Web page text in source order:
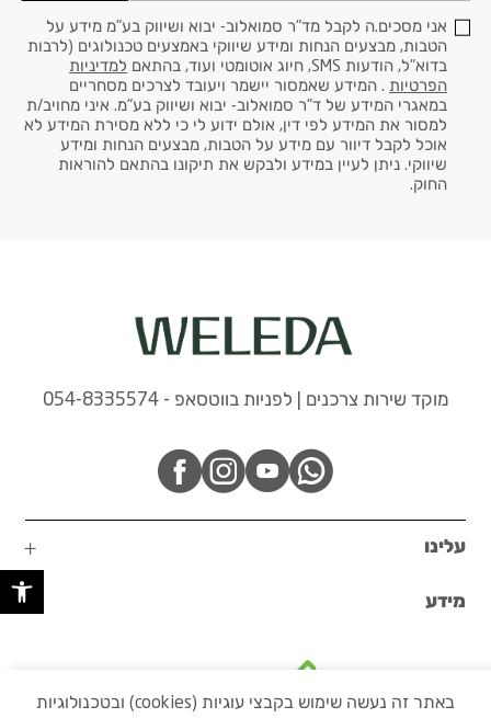
אני מסכים.ה לקבל מד"ר סמואלוב- יבוא ושיווק בע"מ מידע על
הטבות, מבצעים הנחות ומידע שיווקי באמצעים טכנולוגים (לרבות
בדוא"ל, הודעות SMS, חיוג אוטומטי ועוד, בהתאם
למדיניות
הפרטיות . המידע שאמסור יישמר ויעובד לצרכים מסחריים
במאגרי המידע של ד"ר סמואלוב- יבוא ושיווק בע"מ. איני מחויב/ת
למסור את המידע לפי דין, אולם ידוע לי כי ללא מסירת המידע לא
אוכל לקבל דיוור עם מידע על הטבות, מבצעים הנחות ומידע
שיווקי. ניתן לעיין במידע ולבקש את תיקונו בהתאם להוראות
החוק.
מוקד שירות צרכנים | לפניות בווטסאפ - 054-8335574
עלינו
מידע
באתר זה נעשה שימוש בקבצי עוגיות (cookies) ובטכנולוגיות